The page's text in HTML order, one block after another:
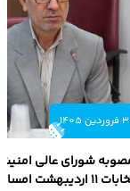
1405
شورای عالی
انتخابات ۱۱ اردیبهشت